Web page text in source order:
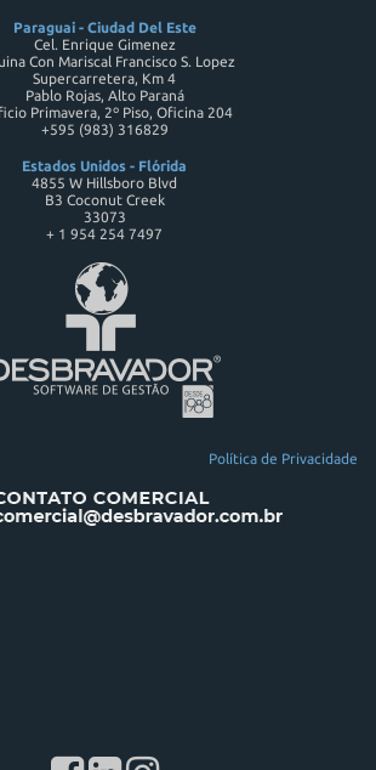
Paraguai - Ciudad Del Este
Cel. Enrique Gimenez
Con Mariscal Francisco S. Lopez
Supercarretera, Km 4
Pablo Rojas, Alto Paraná
Primavera, 2º Piso, Oficina 204
+595 (983) 316829
Estados Unidos - Flórida
4855 W Hillsboro Blvd
B3 Coconut Creek
33073
+ 1 954 254 7497
Política de Privacidade